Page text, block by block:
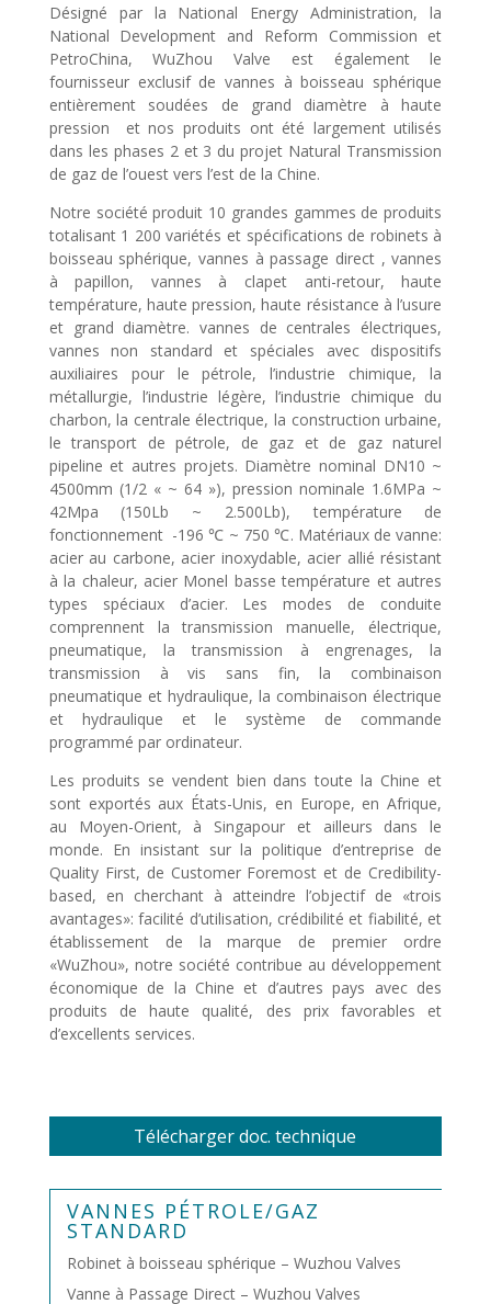
Désigné par la National Energy Administration, la
National Development and Reform Commission et
PetroChina, WuZhou Valve est également le
fournisseur exclusif de vannes à boisseau sphérique
entièrement soudées de grand diamètre à haute
pression et nos produits ont été largement utilisés
dans les phases 2 et 3 du projet Natural Transmission
de gaz de l’ouest vers l’est de la Chine.
Notre société produit 10 grandes gammes de produits
totalisant 1 200 variétés et spécifications de robinets à
boisseau sphérique, vannes à passage direct , vannes
à papillon, vannes à clapet anti-retour, haute
température, haute pression, haute résistance à l’usure
et grand diamètre. vannes de centrales électriques,
vannes non standard et spéciales avec dispositifs
auxiliaires pour le pétrole, l’industrie chimique, la
métallurgie, l’industrie légère, l’industrie chimique du
charbon, la centrale électrique, la construction urbaine,
le transport de pétrole, de gaz et de gaz naturel
pipeline et autres projets. Diamètre nominal DN10 ~
4500mm (1/2 « ~ 64 »), pression nominale 1.6MPa ~
42Mpa (150Lb ~ 2.500Lb), température de
fonctionnement -196 ℃ ~ 750 ℃. Matériaux de vanne:
acier au carbone, acier inoxydable, acier allié résistant
à la chaleur, acier Monel basse température et autres
types spéciaux d’acier. Les modes de conduite
comprennent la transmission manuelle, électrique,
pneumatique, la transmission à engrenages, la
transmission à vis sans fin, la combinaison
pneumatique et hydraulique, la combinaison électrique
et hydraulique et le système de commande
programmé par ordinateur.
Les produits se vendent bien dans toute la Chine et
sont exportés aux États-Unis, en Europe, en Afrique,
au Moyen-Orient, à Singapour et ailleurs dans le
monde. En insistant sur la politique d’entreprise de
Quality First, de Customer Foremost et de Credibility-
based, en cherchant à atteindre l’objectif de «trois
avantages»: facilité d’utilisation, crédibilité et fiabilité, et
établissement de la marque de premier ordre
«WuZhou», notre société contribue au développement
économique de la Chine et d’autres pays avec des
produits de haute qualité, des prix favorables et
d’excellents services.
Télécharger doc. technique
VANNES PÉTROLE/GAZ
STANDARD
Robinet à boisseau sphérique – Wuzhou Valves
Vanne à Passage Direct – Wuzhou Valves